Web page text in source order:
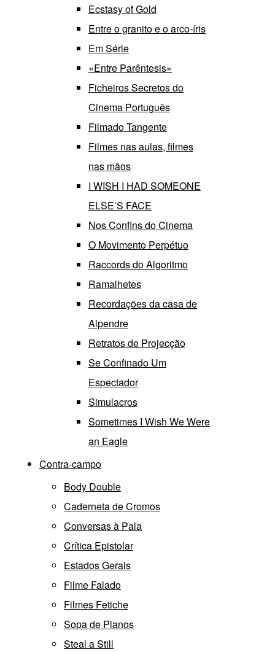
Ecstasy of Gold
Entre o granito e o arco-íris
Em Série
«Entre Parêntesis»
Ficheiros Secretos do
Cinema Português
Filmado Tangente
Filmes nas aulas, filmes
nas mãos
I WISH I HAD SOMEONE
ELSE’S FACE
Nos Confins do Cinema
O Movimento Perpétuo
Raccords do Algoritmo
Ramalhetes
Recordações da casa de
Alpendre
Retratos de Projecção
Se Confinado Um
Espectador
Simulacros
Sometimes I Wish We Were
an Eagle
Contra-campo
Body Double
Caderneta de Cromos
Conversas à Pala
Crítica Epistolar
Estados Gerais
Filme Falado
Filmes Fetiche
Sopa de Planos
Steal a Still